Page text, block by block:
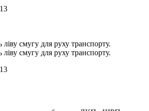
смугу для руху транспорту.
смугу для руху транспорту.